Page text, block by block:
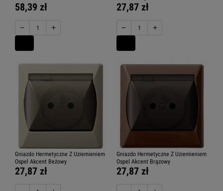
58,39 zł
− +
27,87 zł
− +
Gniazdo Hermetyczne Z Uziemieniem
Ospel Akcent Beżowy
27,87 zł
Gniazdo Hermetyczne Z Uziemieniem
Ospel Akcent Brązowy
27,87 zł